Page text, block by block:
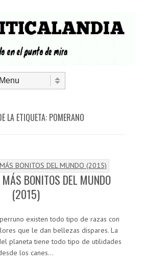
LA ETIQUETA: POMERANO
BONITOS DEL MUNDO
(2015)
existen todo tipo de razas con
que le dan bellezas dispares. La
planeta tiene todo tipo de utilidades
los canes…